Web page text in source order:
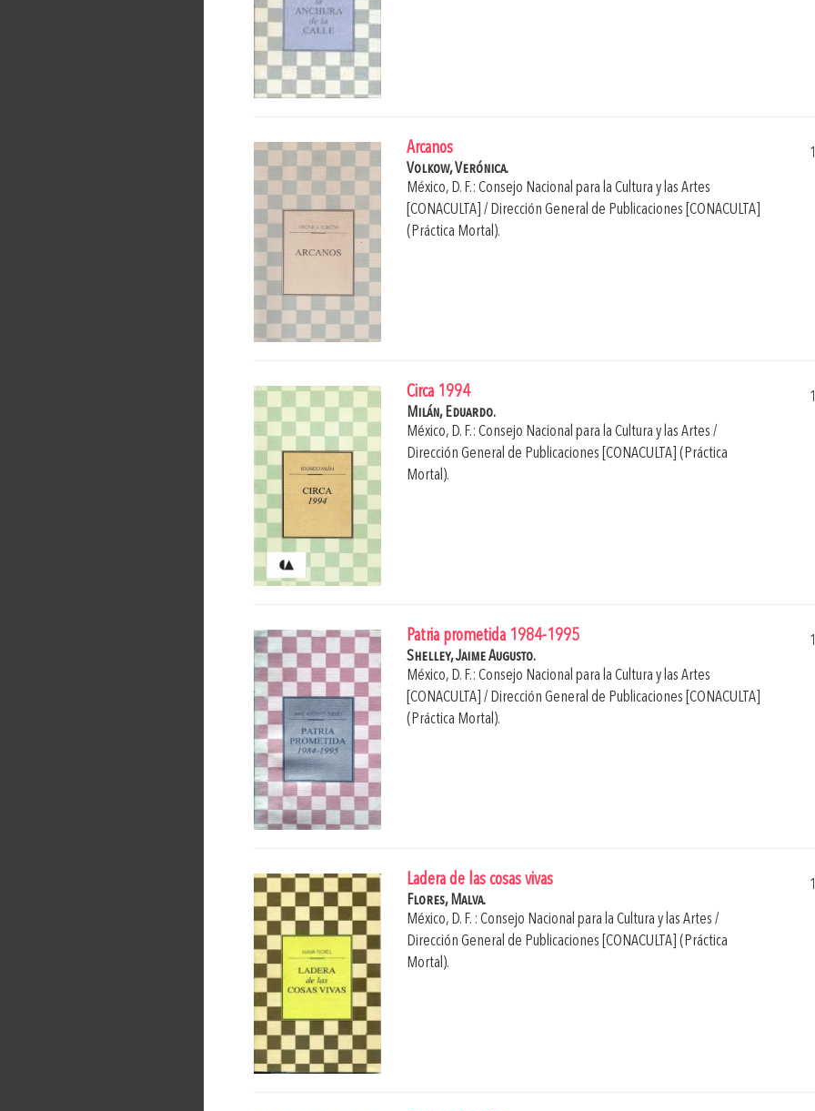
Arcanos
Volkow, Verónica.
México, D. F.: Consejo Nacional para la Cultura y las Artes
[CONACULTA] / Dirección General de Publicaciones [CONACULTA]
(Práctica Mortal).
Circa 1994
Milán, Eduardo.
México, D. F.: Consejo Nacional para la Cultura y las Artes /
Dirección General de Publicaciones [CONACULTA] (Práctica
Mortal).
Patria prometida 1984-1995
Shelley, Jaime Augusto.
México, D. F.: Consejo Nacional para la Cultura y las Artes
[CONACULTA] / Dirección General de Publicaciones [CONACULTA]
(Práctica Mortal).
Ladera de las cosas vivas
Flores, Malva.
México, D. F. : Consejo Nacional para la Cultura y las Artes /
Dirección General de Publicaciones [CONACULTA] (Práctica
Mortal).